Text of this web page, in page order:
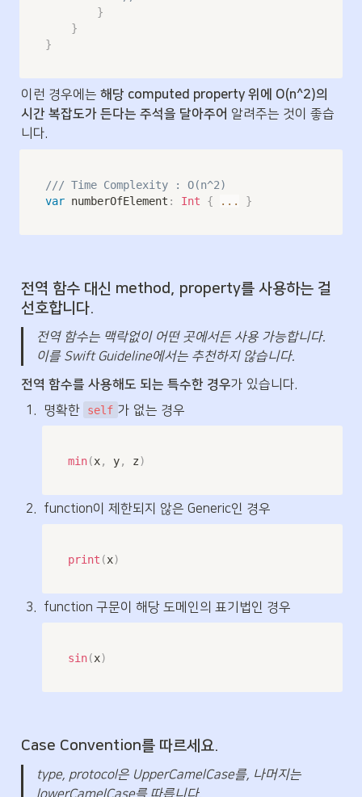
}
}
}
이런 경우에는 해당 computed property 위에 O(n^2)의
시간 복잡도가 든다는 주석을 달아주어 알려주는 것이 좋습
니다.
/// Time Complexity : O(n^2)
var numberOfElement : Int { ... }
전역 함수 대신 method, property를 사용하는 걸
선호합니다.
전역 함수는 맥락없이 어떤 곳에서든 사용 가능합니다.
이를 Swift Guideline에서는 추천하지 않습니다.
전역 함수를 사용해도 되는 특수한 경우가 있습니다.
1 . 명확한 self 가 없는 경우
min(x, y, z)
2. function이 제한되지 않은 Generic인 경우
print (x)
3. function 구문이 해당 도메인의 표기법인 경우
sin(x)
Case Convention를 따르세요.
type, protocol은 UpperCamelCase를, 나머지는
lowerCamelCase를 따릅니다.